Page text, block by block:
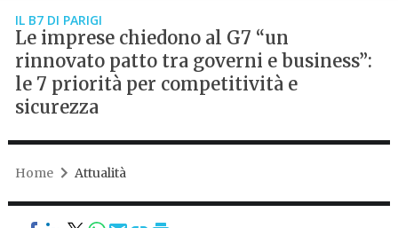
IL B7 DI PARIGI
Le imprese chiedono al G7 “un
rinnovato patto tra governi e business”:
le 7 priorità per competitività e
sicurezza
Home Attualità